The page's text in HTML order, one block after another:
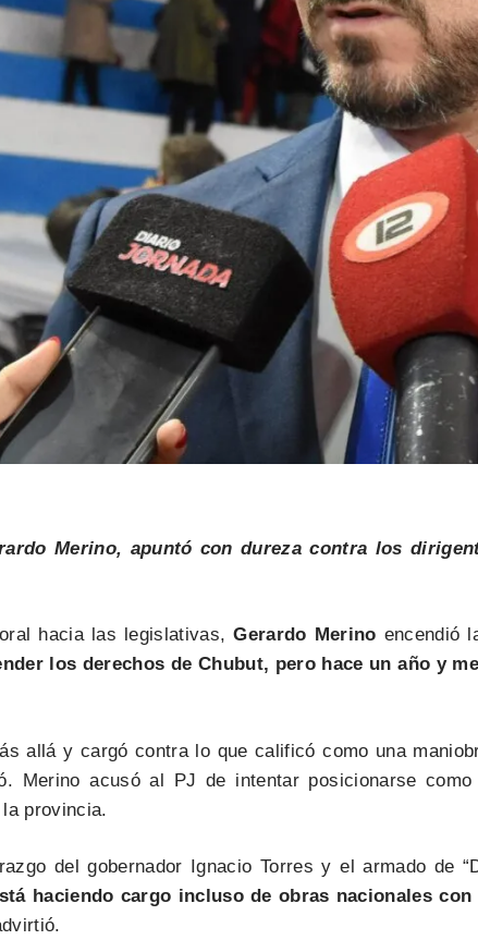
Merino, apuntó con dureza contra los
hacia las legislativas,Gerardo Merino encendió
los derechos de Chubut, pero hace un año y
allá y cargó contra lo que calificó como una
Merino acusó al PJ de intentar posicionarse
provincia.
del gobernador Ignacio Torres y el armado de
haciendo cargo incluso de obras nacionales